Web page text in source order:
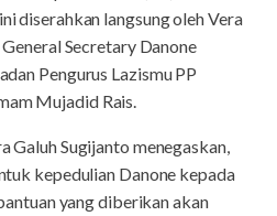
diserahkan langsung oleh Vera
Secretary Danone
Pengurus Lazismu PP
Mujadid Rais.
Galuh Sugijanto menegaskan,
kepedulian Danone kepada
yang diberikan akan